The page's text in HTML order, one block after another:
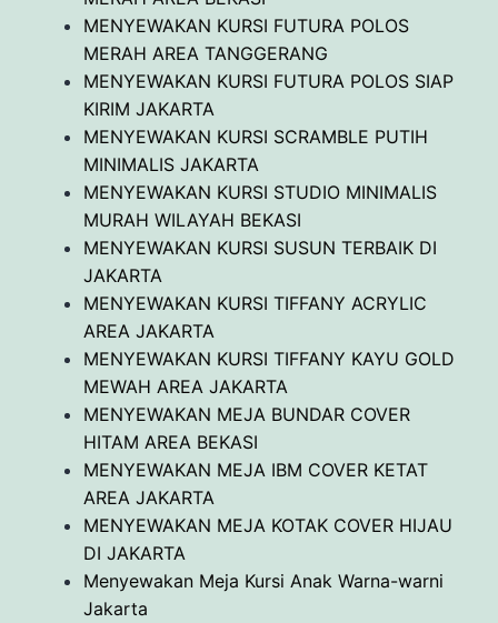
MENYEWAKAN KURSI FUTURA POLOS
MERAH AREA TANGGERANG
MENYEWAKAN KURSI FUTURA POLOS SIAP
KIRIM JAKARTA
MENYEWAKAN KURSI SCRAMBLE PUTIH
MINIMALIS JAKARTA
MENYEWAKAN KURSI STUDIO MINIMALIS
MURAH WILAYAH BEKASI
MENYEWAKAN KURSI SUSUN TERBAIK DI
JAKARTA
MENYEWAKAN KURSI TIFFANY ACRYLIC
AREA JAKARTA
MENYEWAKAN KURSI TIFFANY KAYU GOLD
MEWAH AREA JAKARTA
MENYEWAKAN MEJA BUNDAR COVER
HITAM AREA BEKASI
MENYEWAKAN MEJA IBM COVER KETAT
AREA JAKARTA
MENYEWAKAN MEJA KOTAK COVER HIJAU
DI JAKARTA
Menyewakan Meja Kursi Anak Warna-warni
Jakarta